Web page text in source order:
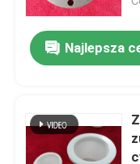
Dom
Produkty
Najlepsza